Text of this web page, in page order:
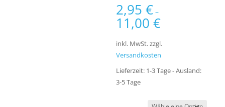
2,95€ –
11,00€
inkl. MwSt.zzgl.
Versandkosten
Lieferzeit: 1-3 Tage - Ausland:
3-5 Tage